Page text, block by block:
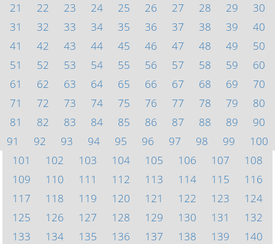
21
22 23 24 25 26 27 28 29
30
31
32 33 34 35 36 37 38 39
40
41
42 43 44 45 46 47 48 49
50
51
52 53 54 55 56 57 58 59
60
61
62 63 64 65 66 67 68 69
70
71
72 73 74 75 76 77 78 79
80
81
82 83 84 85 86 87 88 89
90
91
92 93 94 95 96 97 98 99
100
101
102 103 104 105 106 107
108
109
110 111 112 113 114 115
116
117
118 119 120 121 122 123
124
125
126 127 128 129 130 131
132
133
134 135 136 137 138 139
140